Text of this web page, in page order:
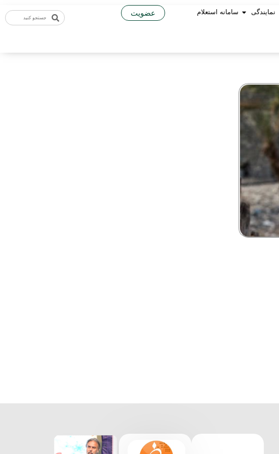
نمایندگی سامانه استعلام عضویت